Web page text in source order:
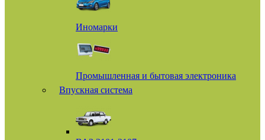
Иномарки
Промышленная и бытовая электроника
Впускная система